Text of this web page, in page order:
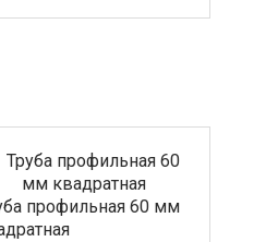
профильная 60 мм